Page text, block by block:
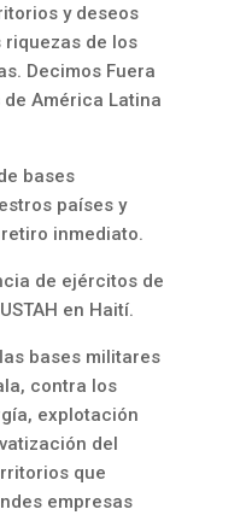
y deseos
de los
Decimos Fuera
América Latina
bases
países y
inmediato.
de ejércitos de
en Haití.
bases militares
contra los
explotación
del
que
empresas